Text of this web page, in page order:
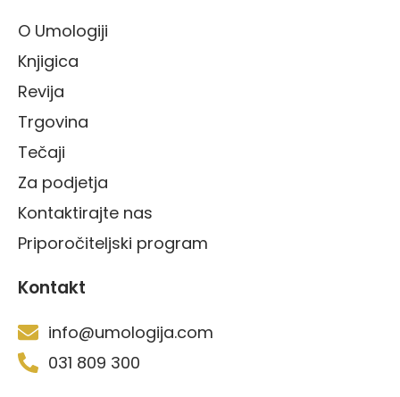
O Umologiji
Knjigica
Revija
Trgovina
Tečaji
Za podjetja
Kontaktirajte nas
Priporočiteljski program
Kontakt
info@umologija.com
031 809 300